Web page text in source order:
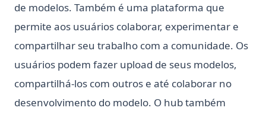
de modelos. Também é uma plataforma que
permite aos usuários colaborar, experimentar e
compartilhar seu trabalho com a comunidade. Os
usuários podem fazer upload de seus modelos,
compartilhá-los com outros e até colaborar no
desenvolvimento do modelo. O hub também